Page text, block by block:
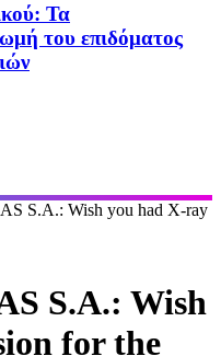
Τα
του επιδόματος
S.A.: Wish you had X-ray
S.A.: Wish
for the